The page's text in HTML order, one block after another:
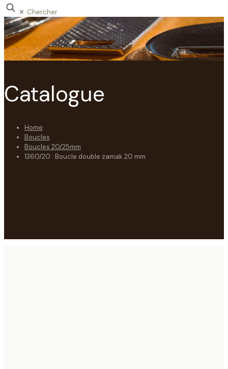
✕
Catalogue
Home
Boucles
Boucles 20/25mm
1360/20 : Boucle double zamak 20 mm